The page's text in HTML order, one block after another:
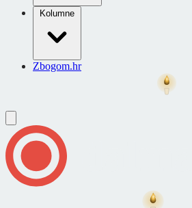
Kolumne
Zbogom.hr